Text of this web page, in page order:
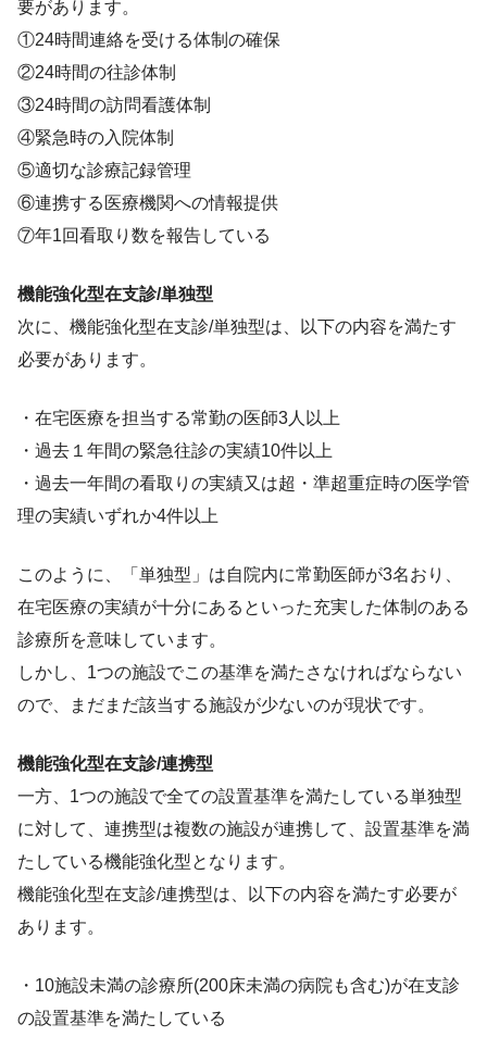
要があります。
①24時間連絡を受ける体制の確保
②24時間の往診体制
③24時間の訪問看護体制
④緊急時の入院体制
⑤適切な診療記録管理
⑥連携する医療機関への情報提供
⑦年1回看取り数を報告している
機能強化型在支診/単独型
次に、機能強化型在支診/単独型は、以下の内容を満たす
必要があります。
・在宅医療を担当する常勤の医師3人以上
・過去１年間の緊急往診の実績10件以上
・過去一年間の看取りの実績又は超・準超重症時の医学管
理の実績いずれか4件以上
このように、「単独型」は自院内に常勤医師が3名おり、
在宅医療の実績が十分にあるといった充実した体制のある
診療所を意味しています。
しかし、1つの施設でこの基準を満たさなければならない
ので、まだまだ該当する施設が少ないのが現状です。
機能強化型在支診/連携型
一方、1つの施設で全ての設置基準を満たしている単独型
に対して、連携型は複数の施設が連携して、設置基準を満
たしている機能強化型となります。
機能強化型在支診/連携型は、以下の内容を満たす必要が
あります。
・10施設未満の診療所(200床未満の病院も含む)が在支診
の設置基準を満たしている